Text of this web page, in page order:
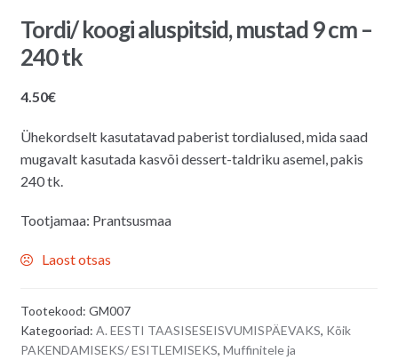
Tordi/ koogi aluspitsid, mustad 9 cm –
240 tk
4.50€
Ühekordselt kasutatavad paberist tordialused, mida saad
mugavalt kasutada kasvõi dessert-taldriku asemel, pakis
240 tk.
Tootjamaa: Prantsusmaa
Laost otsas
Tootekood: GM007
Kategooriad: A. EESTI TAASISESEISVUMISPÄEVAKS, Kõik
PAKENDAMISEKS/ ESITLEMISEKS, Muffinitele ja